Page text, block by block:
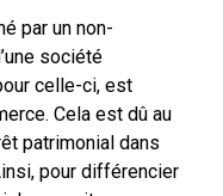
par un non-
société
celle-ci, est
Cela est dû au
patrimonial dans
pour différencier